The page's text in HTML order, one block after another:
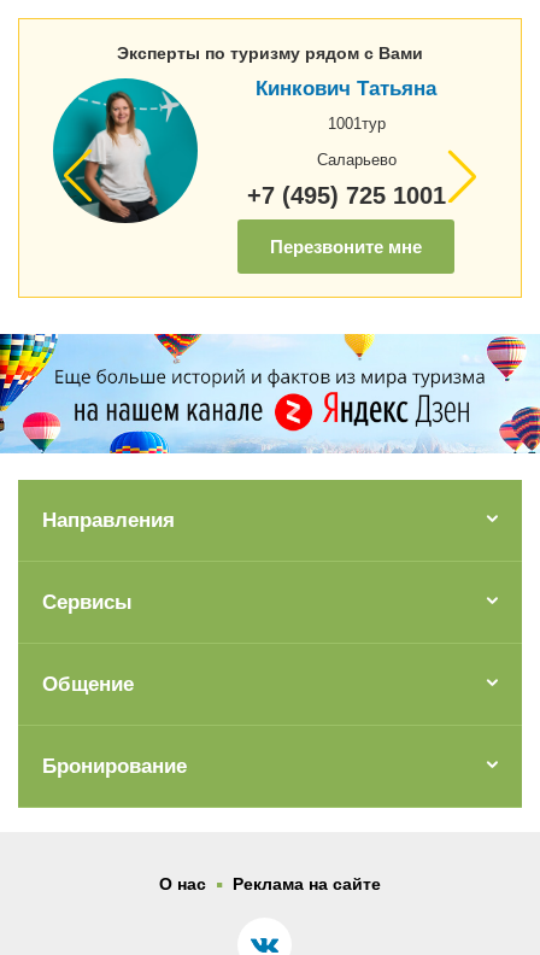
Эксперты по туризму рядом с Вами
Кинкович Татьяна
1001тур
Саларьево
+7 (495) 725 1001
Перезвоните мне
Направления
Сервисы
Общение
Бронирование
О нас . Реклама на сайте